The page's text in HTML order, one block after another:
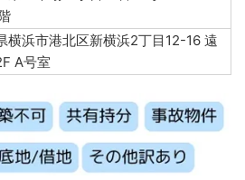
横浜市港北区新横浜2丁目12-16 遠
A号室